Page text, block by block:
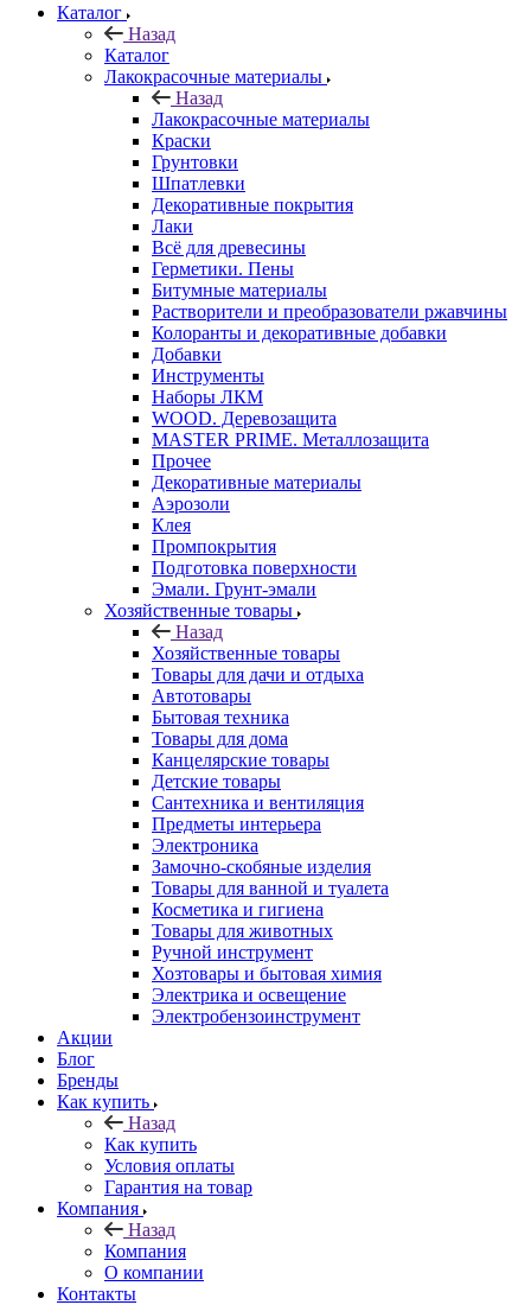
Каталог
Назад
Каталог
Лакокрасочные материалы
Назад
Лакокрасочные материалы
Краски
Грунтовки
Шпатлевки
Декоративные покрытия
Лаки
Всё для древесины
Герметики. Пены
Битумные материалы
Растворители и преобразователи ржавчины
Колоранты и декоративные добавки
Добавки
Инструменты
Наборы ЛКМ
WOOD. Деревозащита
MASTER PRIME. Металлозащита
Прочее
Декоративные материалы
Аэрозоли
Клея
Промпокрытия
Подготовка поверхности
Эмали. Грунт-эмали
Хозяйственные товары
Назад
Хозяйственные товары
Товары для дачи и отдыха
Автотовары
Бытовая техника
Товары для дома
Канцелярские товары
Детские товары
Сантехника и вентиляция
Предметы интерьера
Электроника
Замочно-скобяные изделия
Товары для ванной и туалета
Косметика и гигиена
Товары для животных
Ручной инструмент
Хозтовары и бытовая химия
Электрика и освещение
Электробензоинструмент
Акции
Блог
Бренды
Как купить
Назад
Как купить
Условия оплаты
Гарантия на товар
Компания
Назад
Компания
О компании
Контакты